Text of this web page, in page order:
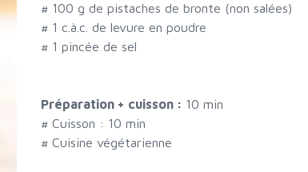
# 100 g de pistaches de bronte (non salées)
# 1 c.à.c. de levure en poudre
# 1 pincée de sel
Préparation + cuisson : 10 min
# Cuisson : 10 min
# Cuisine végétarienne